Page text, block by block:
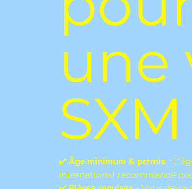
une
SXM
✔️ Âge minimum & permis–
international recommandé